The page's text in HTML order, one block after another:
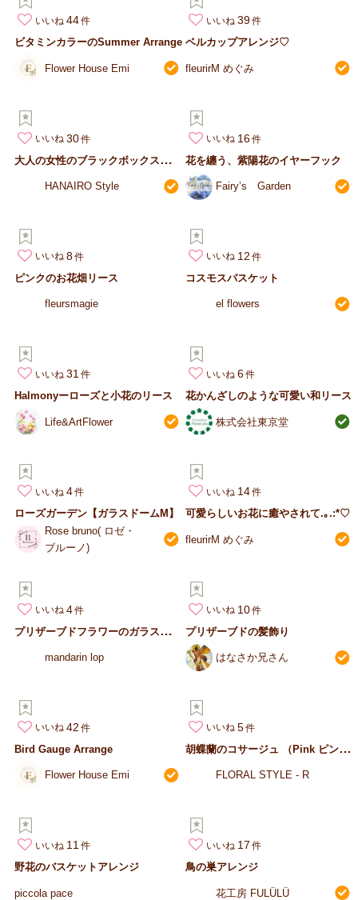
いいね 44
ビタミンカラーのSummer Arrange
Flower House Emi
いいね 39
ベルカップアレンジ♡
fleurirM めぐみ
いいね 30
HANAIRO Style
いいね 16
花を纏う、紫陽花のイヤーフック
Fairy’s Garden
いいね 8
ピンクのお花畑リース
fleursmagie
いいね 12
コスモスバスケット
el flowers
いいね 31
Halmonyーローズと小花のリース
Life&ArtFlower
いいね 6
花かんざしのような可愛い和リース
株式会社東京堂
いいね 4
ローズガーデン【ガラスドームM】
Rose bruno( ロゼ・
ブルーノ)
いいね 14
可愛らしいお花に癒やされて.｡.:*♡
fleurirM めぐみ
いいね 4
mandarin lop
いいね 10
プリザーブドの髪飾り
はなさか兄さん
いいね 42
Bird Gauge Arrange
Flower House Emi
いいね 5
胡
蝶蘭のコサージュ （Pink ピンク）
FLORAL STYLE - R
いいね 11
野花のバスケットアレンジ
piccola pace
いいね 17
鳥の巣アレンジ
花工房 FULÜLÜ